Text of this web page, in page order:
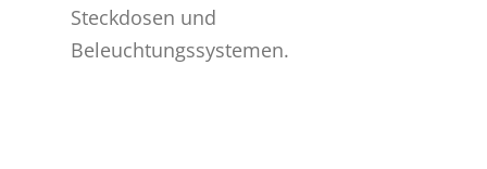
Steckdosen und
Beleuchtungssystemen.